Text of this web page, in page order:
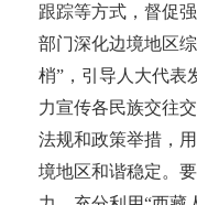
跟踪等方式，督促
部门深化边境地区
梢”，引导人大代表
力宣传各民族交往
法规和政策举措，
境地区和谐稳定。